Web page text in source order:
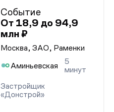
Событие
От 18,9 до 94,9
млн ₽
Москва, ЗАО, Раменки
Аминьевская
5
минут
Застройщик
«Донстрой»